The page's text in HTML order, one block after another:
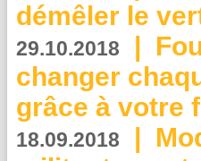
démêler le
29.10.2018 |
changer
grâce à votre
18.09.2018 |